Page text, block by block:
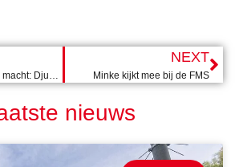
Sinds 1991 aan de macht: Djukanovic wint presidentsverkiezingen in Montenegro
NEXT
Minke kijkt mee bij de FMS
nieuws